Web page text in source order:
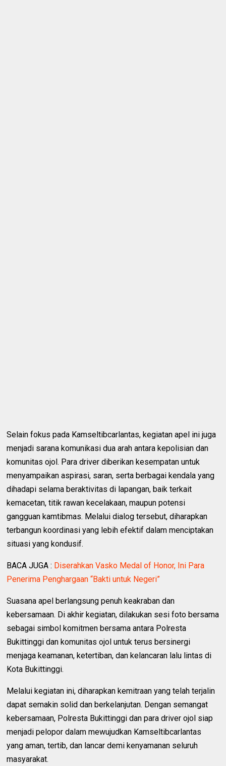
Selain fokus pada Kamseltibcarlantas, kegiatan apel ini juga
menjadi sarana komunikasi dua arah antara kepolisian dan
komunitas ojol. Para driver diberikan kesempatan untuk
menyampaikan aspirasi, saran, serta berbagai kendala yang
dihadapi selama beraktivitas di lapangan, baik terkait
kemacetan, titik rawan kecelakaan, maupun potensi
gangguan kamtibmas. Melalui dialog tersebut, diharapkan
terbangun koordinasi yang lebih efektif dalam menciptakan
situasi yang kondusif.
BACA JUGA : Diserahkan Vasko Medal of Honor, Ini Para
Penerima Penghargaan “Bakti untuk Negeri”
Suasana apel berlangsung penuh keakraban dan
kebersamaan. Di akhir kegiatan, dilakukan sesi foto bersama
sebagai simbol komitmen bersama antara Polresta
Bukittinggi dan komunitas ojol untuk terus bersinergi
menjaga keamanan, ketertiban, dan kelancaran lalu lintas di
Kota Bukittinggi.
Melalui kegiatan ini, diharapkan kemitraan yang telah terjalin
dapat semakin solid dan berkelanjutan. Dengan semangat
kebersamaan, Polresta Bukittinggi dan para driver ojol siap
menjadi pelopor dalam mewujudkan Kamseltibcarlantas
yang aman, tertib, dan lancar demi kenyamanan seluruh
masyarakat.